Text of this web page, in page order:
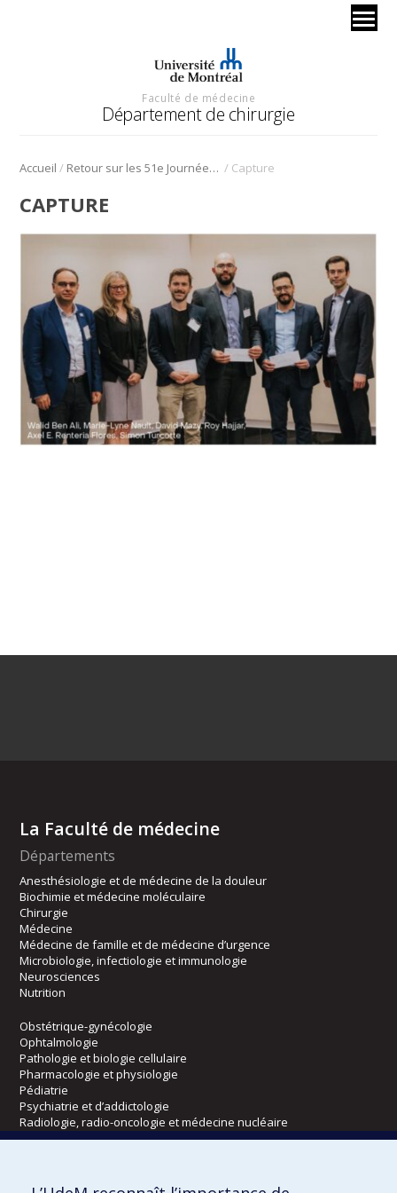
Faculté de médecine
Département de chirurgie
Accueil / Retour sur les 51e Journées scientifiques / Capture
CAPTURE
La Faculté de médecine
Départements
Anesthésiologie et de médecine de la douleur
Biochimie et médecine moléculaire
Chirurgie
Médecine
Médecine de famille et de médecine d’urgence
Microbiologie, infectiologie et immunologie
Neurosciences
Nutrition
Obstétrique-gynécologie
Ophtalmologie
Pathologie et biologie cellulaire
Pharmacologie et physiologie
Pédiatrie
Psychiatrie et d’addictologie
Radiologie, radio-oncologie et médecine nucléaire